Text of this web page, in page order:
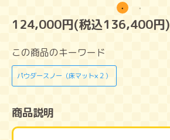
124,000円(税込136,400円)
この商品のキーワード
パウダースノー（床マット×２）
商品説明